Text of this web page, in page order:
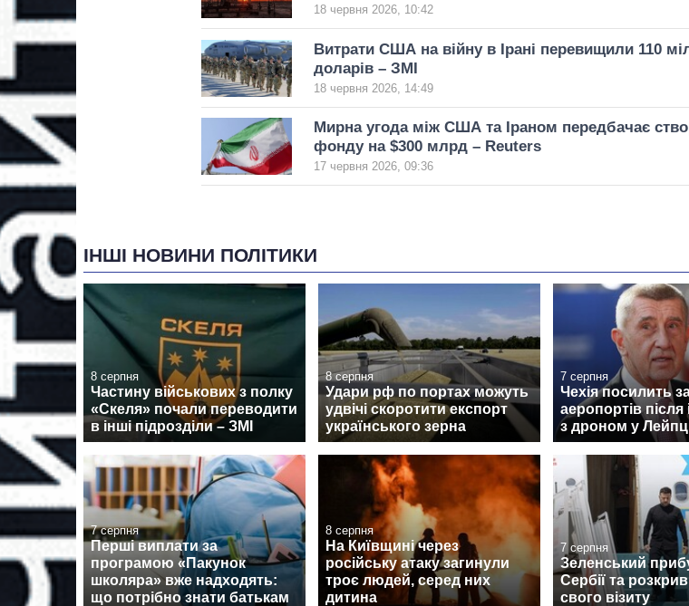
18 червня 2026, 10:42
Витрати США на війну в Ірані перевищили 110
доларів – ЗМІ
18 червня 2026, 14:49
Мирна угода між США та Іраном передбачає
фонду на $300 млрд – Reuters
17 червня 2026, 09:36
ІНШІ НОВИНИ ПОЛІТИКИ
8 серпня
Частину військових з полку
«Скеля» почали переводити
в інші підрозділи – ЗМІ
8 серпня
Удари рф по портах можуть
удвічі скоротити експорт
українського зерна
7 серпня
Чехія посилить
аеропортів після
з дроном у
7 серпня
Перші виплати за
програмою «Пакунок
школяра» вже надходять:
що потрібно знати батькам
8 серпня
На Київщині через
російську атаку загинули
троє людей, серед них
дитина
7 серпня
Зеленський
Сербії та
свого візиту